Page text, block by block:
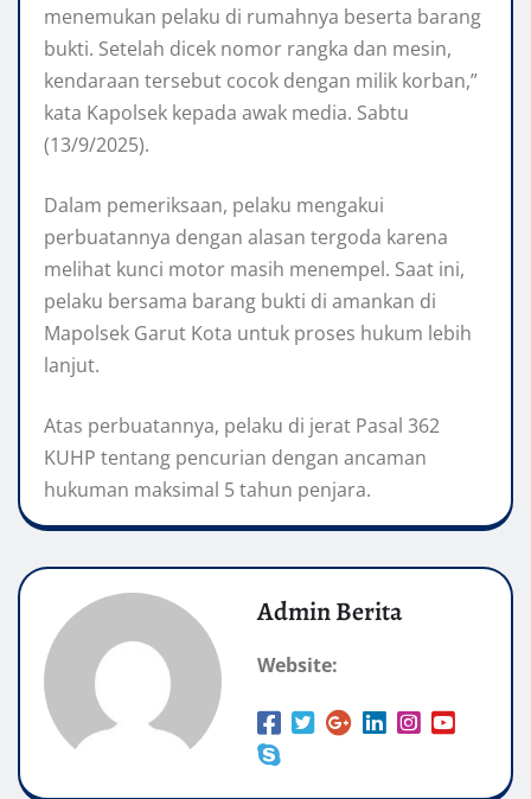
menemukan pelaku di rumahnya beserta barang
bukti. Setelah dicek nomor rangka dan mesin,
kendaraan tersebut cocok dengan milik korban,”
kata Kapolsek kepada awak media. Sabtu
(13/9/2025).
Dalam pemeriksaan, pelaku mengakui
perbuatannya dengan alasan tergoda karena
melihat kunci motor masih menempel. Saat ini,
pelaku bersama barang bukti di amankan di
Mapolsek Garut Kota untuk proses hukum lebih
lanjut.
Atas perbuatannya, pelaku di jerat Pasal 362
KUHP tentang pencurian dengan ancaman
hukuman maksimal 5 tahun penjara.
Admin Berita
Website: